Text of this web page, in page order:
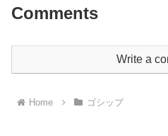
Comments
Write a
Home ゴシップ